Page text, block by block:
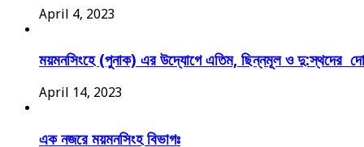
April 4, 2023
ময়মনসিংহে (পুনাক) এর উদ্যোগে এতিম, ছিন্নমূল ও দু:স্থদের
April 14, 2023
এক নজরে ময়মনসিংহ বিভাগঃ